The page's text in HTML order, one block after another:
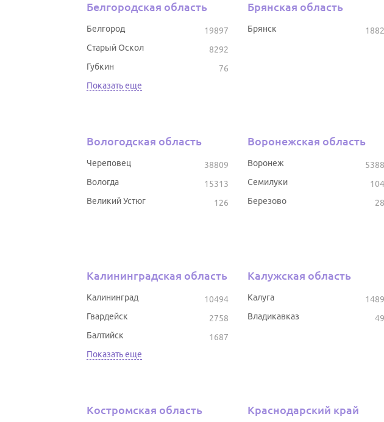
Белгородская область
19897
Белгород
8292
Старый Оскол
76
Губкин
Показать еще
Брянская область
Брянск
Вологодская область
38809
Череповец
15313
Вологда
126
Великий Устюг
Воронежская область
Воронеж
Семилуки
Березово
Калининградская область
10494
Калининград
2758
Гвардейск
1687
Балтийск
Показать еще
Калужская область
Калуга
Владикавказ
Костромская область Краснодарский край